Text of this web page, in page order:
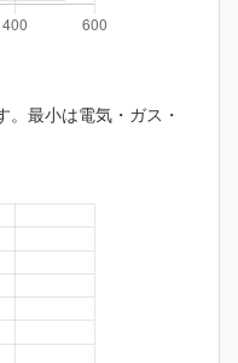
最小は電気・ガス・